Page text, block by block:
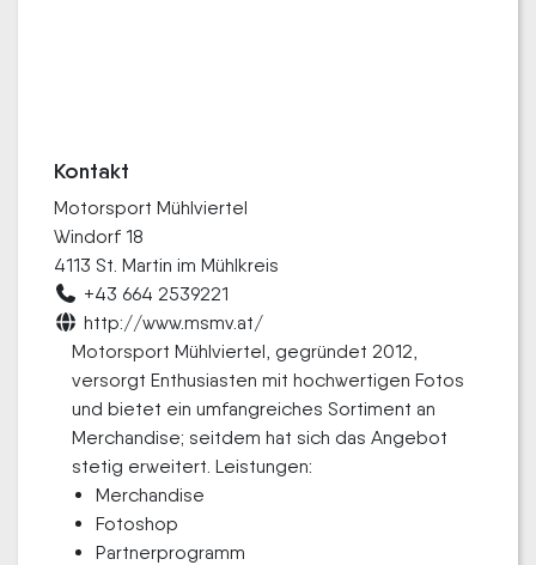
Kontakt
Motorsport Mühlviertel
Windorf 18
4113 St. Martin im Mühlkreis
+43 664 2539221
http://www.msmv.at/
Motorsport Mühlviertel, gegründet 2012,
versorgt Enthusiasten mit hochwertigen Fotos
und bietet ein umfangreiches Sortiment an
Merchandise; seitdem hat sich das Angebot
stetig erweitert. Leistungen:
Merchandise
Fotoshop
Partnerprogramm